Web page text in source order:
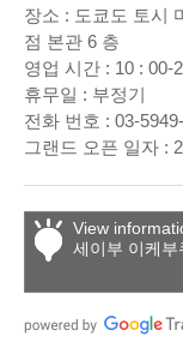
장소 : 도쿄도 토시
점 본관 6 층
영업 시간 : 10 : 00-
휴무일 : 부정기
전화 번호 : 03-
그랜드 오픈 일자 :
View
세이부 이케부